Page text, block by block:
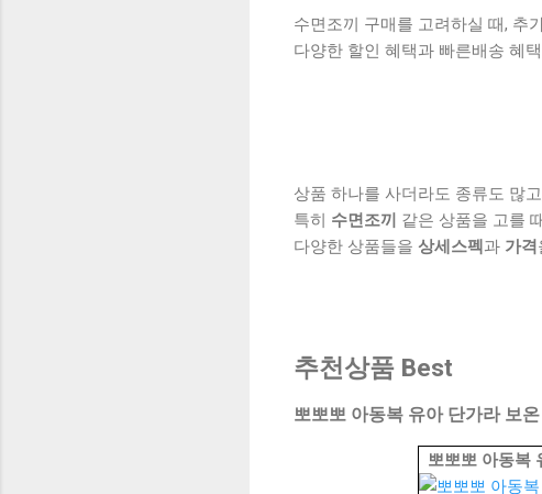
수면조끼 구매를 고려하실 때, 추
다양한 할인 혜택과 빠른배송 혜
상품 하나를 사더라도 종류도 많
특히 수면조끼 같은 상품을 고를
다양한 상품들을 상세스펙 과 가격
추천상품 Best
뽀뽀뽀 아동복 유아 단가라 보
뽀뽀뽀 아동복